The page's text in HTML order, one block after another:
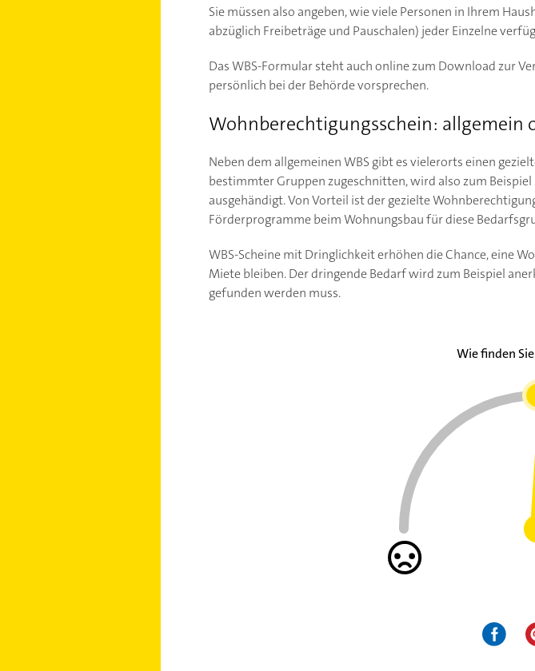
Sie müssen also angeben, wie viele Personen in Ihrem
abzüglich Freibeträge und Pauschalen) jeder Einzelne
Das WBS-Formular steht auch online zum Download zur
persönlich bei der Behörde vorsprechen.
Wohnberechtigungsschein: allgemein
Neben dem allgemeinen WBS gibt es vielerorts einen
bestimmter Gruppen zugeschnitten, wird also zum
ausgehändigt. Von Vorteil ist der gezielte
Förderprogramme beim Wohnungsbau für diese
WBS-Scheine mit Dringlichkeit erhöhen die Chance, eine
Miete bleiben. Der dringende Bedarf wird zum Beispiel
gefunden werden muss.
Wie finden